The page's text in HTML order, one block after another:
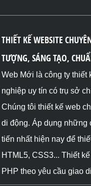
THIẾT KẾ WEBSITE
TƯỢNG, SÁNG TẠO,
Web Mới là công ty thiết
nghiệp uy tín có trụ sở
Chúng tôi thiết kế web
di động. Áp dụng những
tiến nhất hiện nay để
HTML5, CSS3... Thiết
PHP theo yêu cầu giao